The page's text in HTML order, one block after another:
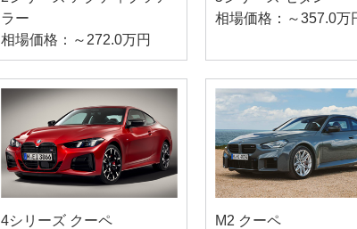
ラー
相場価格：～272.0万円
相場価格：～357.0万
4シリーズ クーペ
M2 クーペ